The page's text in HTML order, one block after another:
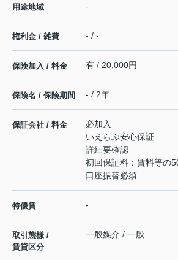
用途地域 -
権利金 / 雑費 - / -
保険加入 / 料金 有 / 20,000円
保険名 / 保険期間 - / 2年
保証会社 / 料金
必加入
いえらぶ安心保証
詳細要確認
初回保証料：賃料等の
口座振替必須
特優賃 -
取引態様 /
賃貸区分
一般媒介 / 一般